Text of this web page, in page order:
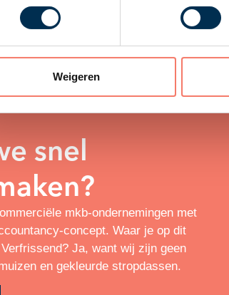
Weigeren
snel
mkb-ondernemingen met
concept. Waar je op dit
Ja, want wij zijn geen
en gekleurde stropdassen.